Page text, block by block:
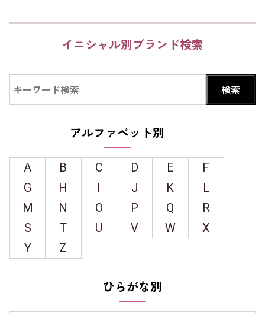
イニシャル別ブランド検索
アルファベット別
A B C D E
F
G
H I J K
L
M
N O P Q
R
S
T U V W
X
Y
Z
ひらがな別